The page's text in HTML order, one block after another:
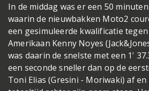
In de middag was er een 50
waarin de nieuwbakken Moto2
een gesimuleerde kwalificatie
Amerikaan Kenny Noyes
was daarin de snelste met een 1'
een seconde sneller dan op de
Toni Elias (Gresini - Moriwaki) af